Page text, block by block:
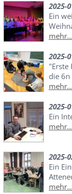
2025-
Ein
mehr...
2025-
"Erste
die 6n
mehr...
2025-
Ein
mehr...
2025-
Ein
mehr...